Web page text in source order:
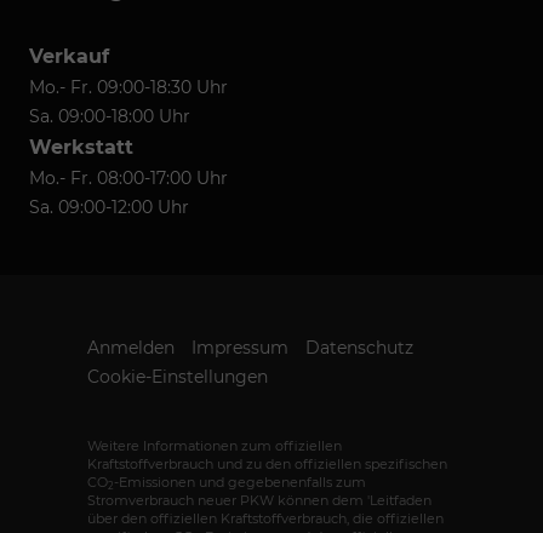
Verkauf
Mo.- Fr. 09:00-18:30 Uhr
Sa. 09:00-18:00 Uhr
Werkstatt
Mo.- Fr. 08:00-17:00 Uhr
Sa. 09:00-12:00 Uhr
Anmelden Impressum
Datenschutz
Cookie-Einstellungen
Weitere Informationen zum offiziellen
Kraftstoffverbrauch und zu den offiziellen spezifischen
CO2 -Emissionen und gegebenenfalls zum
Stromverbrauch neuer PKW können dem 'Leitfaden
über den offiziellen Kraftstoffverbrauch, die offiziellen